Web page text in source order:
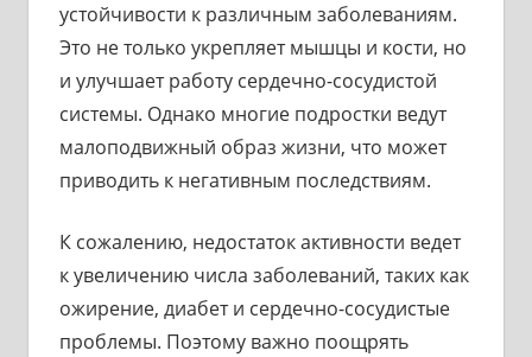
устойчивости к различным заболеваниям.
Это не только укрепляет мышцы и кости, но
и улучшает работу сердечно-сосудистой
системы. Однако многие подростки ведут
малоподвижный образ жизни, что может
приводить к негативным последствиям.
К сожалению, недостаток активности ведет
к увеличению числа заболеваний, таких как
ожирение, диабет и сердечно-сосудистые
проблемы. Поэтому важно поощрять